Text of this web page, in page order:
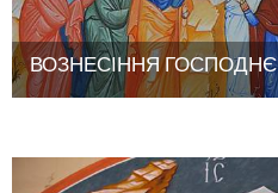
ВОЗНЕСІННЯ ГОСПОДНЄ